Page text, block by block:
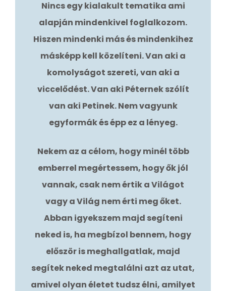
Nincs egy kialakult tematika ami
alapján mindenkivel foglalkozom.
Hiszen mindenki más és mindenkihez
másképp kell közelíteni. Van aki a
komolyságot szereti, van aki a
viccelődést. Van aki Péternek szólít
van aki Petinek. Nem vagyunk
egyformák és épp ez a lényeg.
Nekem az a célom, hogy minél több
emberrel megértessem, hogy ők jól
vannak, csak nem értik a Világot
vagy a Világ nem érti meg őket.
Abban igyekszem majd segíteni
neked is, ha megbízol bennem, hogy
először is meghallgatlak, majd
segítek neked megtalálni azt az utat,
amivel olyan életet tudsz élni, amilyet